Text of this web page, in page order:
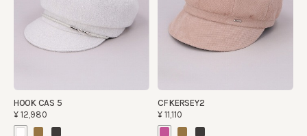
HOOK CAS 5
¥12,980
CF KERSEY2
¥11,110